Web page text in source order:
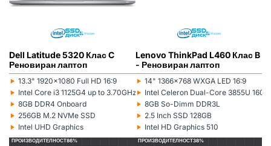
Dell Latitude 5320 Клас C
Реновиран лаптоп
‣
Монитор:
13.3" 1920x1080 Full HD 16:9
‣
Процесор:
Intel Core i3 1125G4 up to 3.70GHz 8MB
‣
Рам памет:
8GB DDR4 Onboard
‣
Хард диск:
256GB M.2 NVMe SSD
‣
Видеокарта:
Intel UHD Graphics
ПРОИЗВОДИТЕЛНОСТ86%
Lenovo ThinkPad L460 Клас B
- Реновиран лаптоп
‣
Монитор:
14" 1366x768 WXGA LED 16:9
‣
Процесор:
Intel Celeron Dual-Core 3855U
‣
Рам памет:
8GB So-Dimm DDR3L
‣
Хард диск:
2.5 Inch SSD 128GB
‣
Видеокарта:
Intel HD Graphics 510
ПРОИЗВОДИТЕЛНОСТ38%